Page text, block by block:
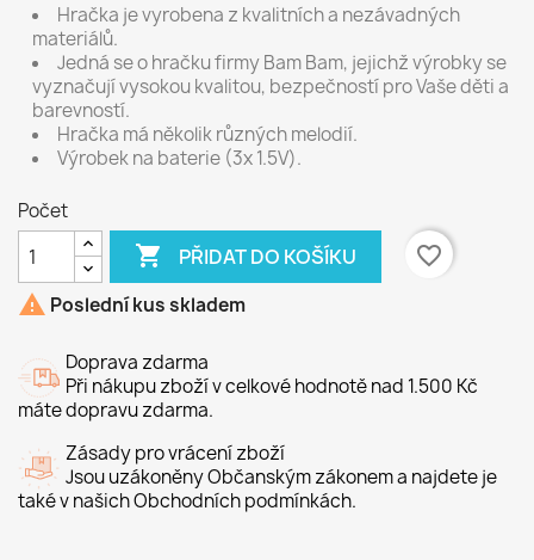
Hračka je vyrobena z kvalitních a nezávadných
materiálů.
Jedná se o hračku firmy Bam Bam, jejichž výrobky se
vyznačují vysokou kvalitou, bezpečností pro Vaše děti a
barevností.
Hračka má několik různých melodií.
Výrobek na baterie (3x 1.5V).
Počet
 PŘIDAT DO KOŠÍKU
favorite_border
 Poslední kus skladem
Doprava zdarma
Při nákupu zboží v celkové hodnotě nad 1.500 Kč
máte dopravu zdarma.
Zásady pro vrácení zboží
Jsou uzákoněny Občanským zákonem a najdete je
také v našich Obchodních podmínkách.